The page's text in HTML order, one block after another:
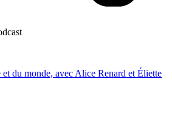
du monde, avec Alice Renard et Éliette